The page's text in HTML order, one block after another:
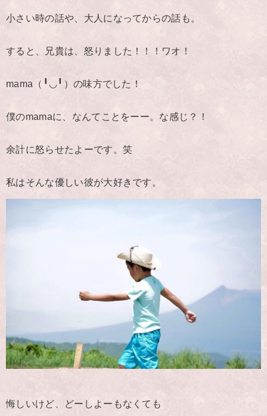
小さい時の話や、大人になってからの話も。
すると、兄貴は、怒りました！！！ワオ！
mama（╹◡╹）の味方でした！
僕のmamaに、なんてことをーー。な感じ？！
余計に怒らせたよーです。笑
私はそんな優しい彼が大好きです。
悔しいけど、どーしよーもなくても